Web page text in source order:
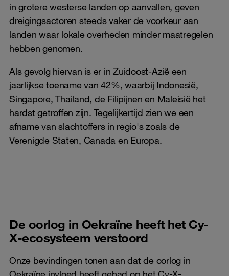
in grotere westerse landen op aanvallen, geven
dreigingsactoren steeds vaker de voorkeur aan
landen waar lokale overheden minder maatregelen
hebben genomen.
Als gevolg hiervan is er in Zuidoost-Azië een
jaarlijkse toename van 42%, waarbij Indonesië,
Singapore, Thailand, de Filipijnen en Maleisië het
hardst getroffen zijn. Tegelijkertijd zien we een
afname van slachtoffers in regio's zoals de
Verenigde Staten, Canada en Europa.
De oorlog in Oekraïne heeft het Cy-
X-ecosysteem verstoord
Onze bevindingen tonen aan dat de oorlog in